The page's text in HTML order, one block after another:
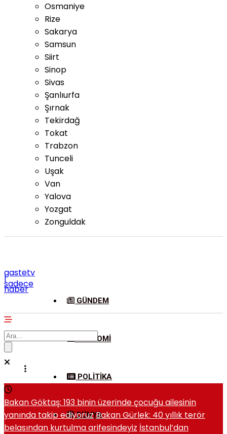
Osmaniye
Rize
Sakarya
Samsun
Siirt
Sinop
Sivas
Şanlıurfa
Şırnak
Tekirdağ
Tokat
Trabzon
Tunceli
Uşak
Van
Yalova
Yozgat
Zonguldak
gastetv
|
sadece
haber
GÜNDEM
EKONOMI
POLITIKA
DÜNYA
Bakan Göktaş: 193 binin üzerinde çocuğu ailesinin
yanında takip ediyoruzBakan Gürlek: 40 yıllık terör
belasından kurtulma arifesindeyiz İstanbul’dan